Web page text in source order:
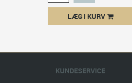
LÆG I KURV
KUNDESERVICE